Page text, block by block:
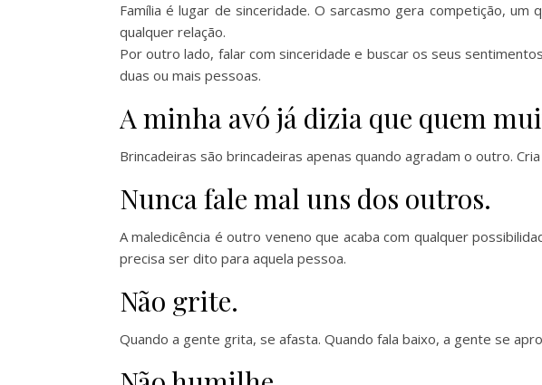
Família é lugar de sinceridade. O sarcasmo gera competição,
qualquer relação.
Por outro lado, falar com sinceridade e buscar os seus
duas ou mais pessoas.
A minha avó já dizia que quem
Brincadeiras são brincadeiras apenas quando agradam o outro.
Nunca fale mal uns dos outros.
A maledicência é outro veneno que acaba com qualquer
precisa ser dito para aquela pessoa.
Não grite.
Quando a gente grita, se afasta. Quando fala baixo, a gente se